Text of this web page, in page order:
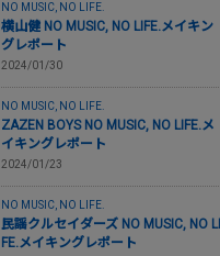
NO MUSIC, NO LIFE.
横山健 NO MUSIC, NO LIFE.メイキン
グレポート
2024/01/30
NO MUSIC, NO LIFE.
ZAZEN BOYS NO MUSIC, NO LIFE.メ
イキングレポート
2024/01/23
NO MUSIC, NO LIFE.
民謡クルセイダーズ NO MUSIC, NO LI
FE.メイキングレポート